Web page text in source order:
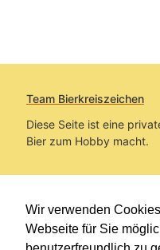
Wir verwenden
Webseite für Sie
Team Bierkreiszeichen
Diese Seite ist eine
Bier zum Hobby macht.
Sie befinden sich auf
im Pfad:Bierkreiszeichen